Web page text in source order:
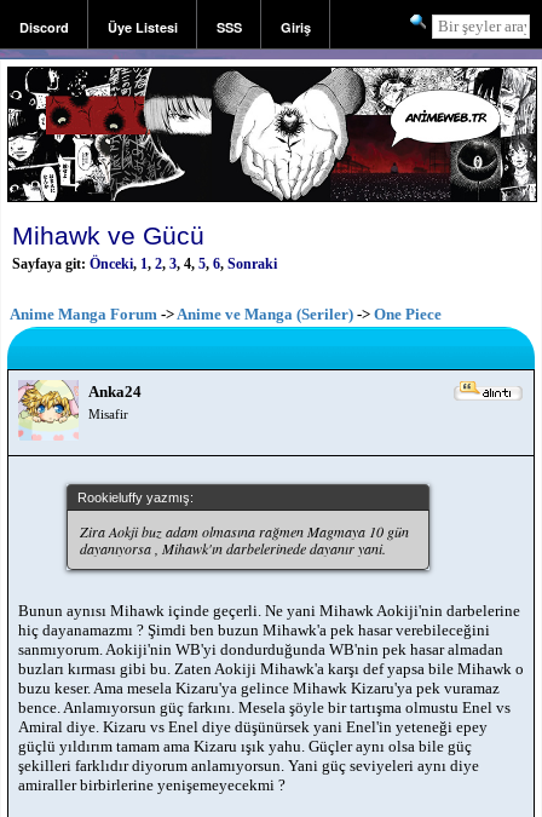
Discord Üye Listesi SSS Giriş
Kayıt
Mihawk ve Gücü
Sayfaya git: Önceki, 1, 2, 3, 4, 5, 6, Sonraki
Anime Manga Forum -> Anime ve Manga (Seriler) -> One Piece
Anka24
Misafir
Rookieluffy yazmış:
Zira Aokji buz adam olmasına rağmen Magmaya 10 gün
dayanıyorsa , Mihawk'ın darbelerinede dayanır yani.
Bunun aynısı Mihawk içinde geçerli. Ne yani Mihawk Aokiji'nin darbelerine
hiç dayanamazmı ? Şimdi ben buzun Mihawk'a pek hasar verebileceğini
sanmıyorum. Aokiji'nin WB'yi dondurduğunda WB'nin pek hasar almadan
buzları kırması gibi bu. Zaten Aokiji Mihawk'a karşı def yapsa bile Mihawk o
buzu keser. Ama mesela Kizaru'ya gelince Mihawk Kizaru'ya pek vuramaz
bence. Anlamıyorsun güç farkını. Mesela şöyle bir tartışma olmustu Enel vs
Amiral diye. Kizaru vs Enel diye düşünürsek yani Enel'in yeteneği epey
güçlü yıldırım tamam ama Kizaru ışık yahu. Güçler aynı olsa bile güç
şekilleri farklıdır diyorum anlamıyorsun. Yani güç seviyeleri aynı diye
amiraller birbirlerine yenişemeyecekmi ?